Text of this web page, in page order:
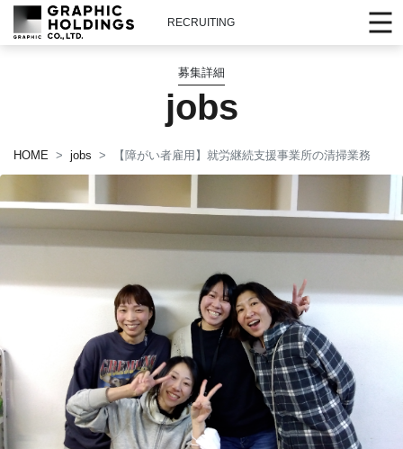
RECRUITING
募集詳細
jobs
HOME jobs 【障がい者雇用】就労継続支援事業所の清掃業務